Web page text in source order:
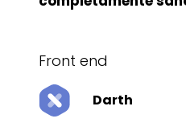
Front end
Darth